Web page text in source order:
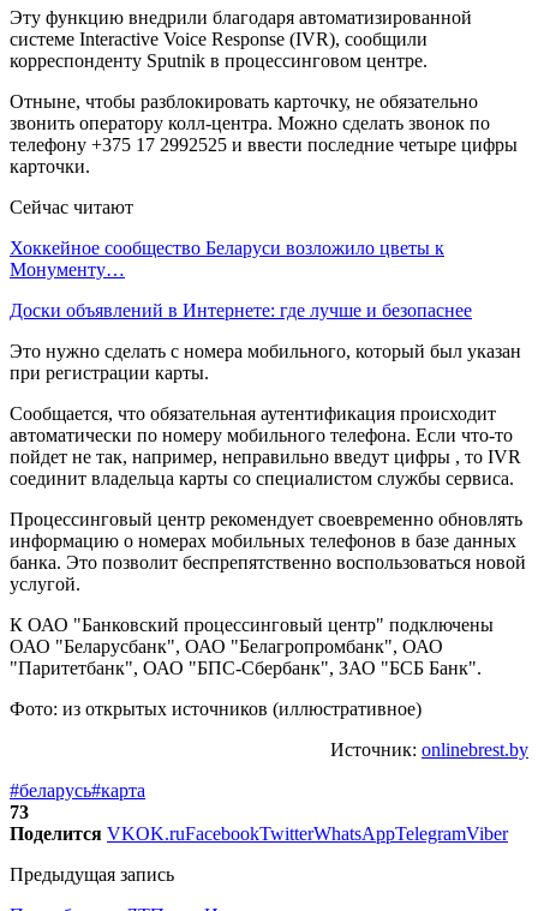
Эту функцию внедрили благодаря автоматизированной
системе Interactive Voice Response (IVR), сообщили
корреспонденту Sputnik в процессинговом центре.
Отныне, чтобы разблокировать карточку, не обязательно
звонить оператору колл-центра. Можно сделать звонок по
телефону +375 17 2992525 и ввести последние четыре цифры
карточки.
Сейчас читают
Хоккейное сообщество Беларуси возложило цветы к
Монументу…
Доски объявлений в Интернете: где лучше и безопаснее
Это нужно сделать с номера мобильного, который был указан
при регистрации карты.
Сообщается, что обязательная аутентификация происходит
автоматически по номеру мобильного телефона. Если что-то
пойдет не так, например, неправильно введут цифры , то IVR
соединит владельца карты со специалистом службы сервиса.
Процессинговый центр рекомендует своевременно обновлять
информацию о номерах мобильных телефонов в базе данных
банка. Это позволит беспрепятственно воспользоваться новой
услугой.
К ОАО "Банковский процессинговый центр" подключены
ОАО "Беларусбанк", ОАО "Белагропромбанк", ОАО
"Паритетбанк", ОАО "БПС-Сбербанк", ЗАО "БСБ Банк".
Фото: из открытых источников (иллюстративное)
Источник: onlinebrest.by
#беларусь#карта
73
Поделится VKOK.ruFacebookTwitterWhatsAppTelegramViber
Предыдущая запись